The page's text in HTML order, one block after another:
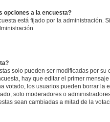
opciones a la encuesta?
está fijado por la administración.
solo pueden ser modificadas por
hay que editar el primer
votado, los usuarios pueden borrar la
solo moderadores o
sean cambiadas a mitad de la